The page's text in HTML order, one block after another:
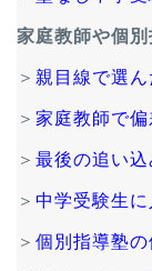
家庭教師や個
＞ 親目線で選
＞ 家庭教師で
＞ 最後の追い
＞ 中学受験生
＞ 個別指導塾の